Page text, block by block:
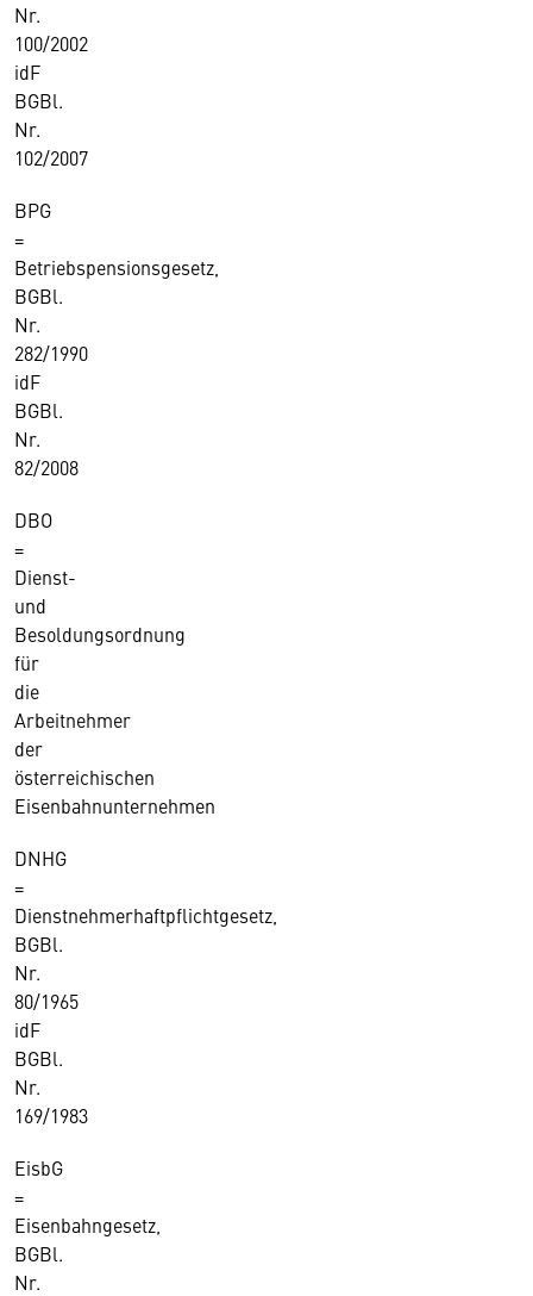
Nr.
100/2002
idF
BGBl.
Nr.
102/2007
BPG
=
Betriebspensionsgesetz,
BGBl.
Nr.
282/1990
idF
BGBl.
Nr.
82/2008
DBO
=
Dienst-
und
Besoldungsordnung
für
die
Arbeitnehmer
der
österreichischen
Eisenbahnunternehmen
DNHG
=
Dienstnehmerhaftpflichtgesetz,
BGBl.
Nr.
80/1965
idF
BGBl.
Nr.
169/1983
EisbG
=
Eisenbahngesetz,
BGBl.
Nr.